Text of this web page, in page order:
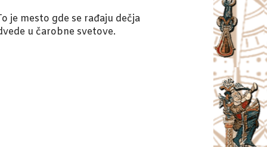
je mesto gde se rađaju dečja
u čarobne svetove.